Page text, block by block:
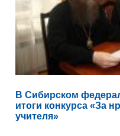
В Сибирском
итоги конкурса «За
учителя»